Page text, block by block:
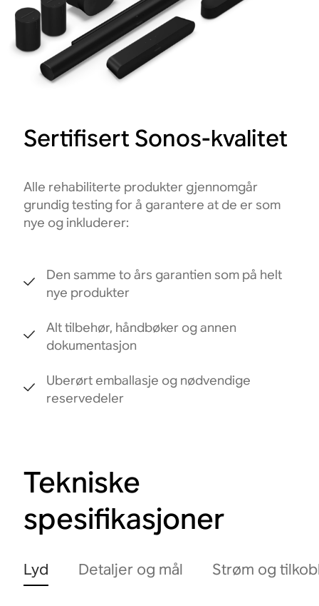
Sertifisert Sonos-kvalitet
Alle rehabiliterte produkter gjennomgår
grundig testing for å garantere at de er som
nye og inkluderer:
Den samme to års garantien som på helt
nye produkter
Alt tilbehør, håndbøker og annen
dokumentasjon
Uberørt emballasje og nødvendige
reservedeler
Tekniske
spesifikasjoner
Lyd Detaljer og mål Strøm og